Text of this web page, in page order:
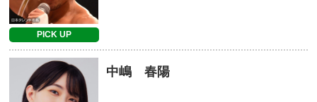
PICK UP
中嶋 春陽